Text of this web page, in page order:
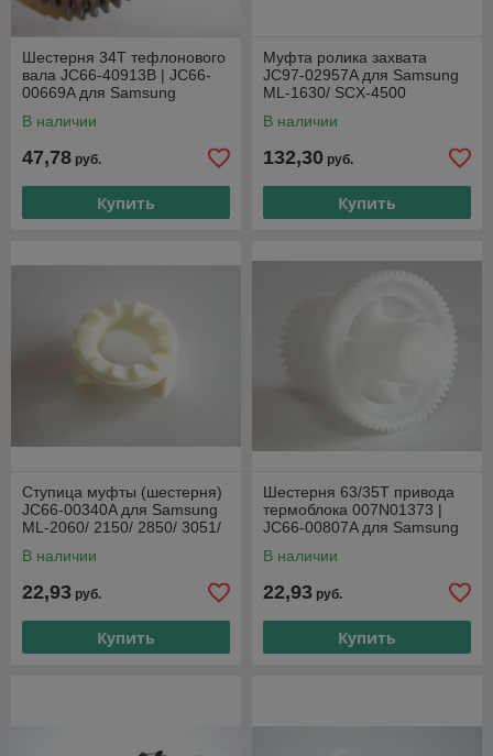
Шестерня 34T тефлонового
вала JC66-40913B | JC66-
00669A для Samsung
CLP320/ CLX2160/
В наличии
47,78 руб.
Купить
Муфта ролика захвата
JC97-02957A для Samsung
ML-1630/ SCX-4500
В наличии
132,30 руб.
Купить
Ступица муфты (шестерня)
JC66-00340A для Samsung
ML-2060/ 2150/ 2850/ 3051/
Phaser
В наличии
22,93 руб.
Купить
Шестерня 63/35T привода
термоблока 007N01373 |
JC66-00807A для Samsung
SCX-4321/
В наличии
22,93 руб.
Купить